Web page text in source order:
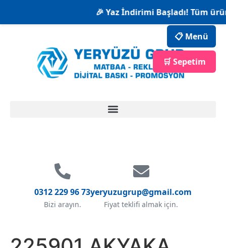
🎉 Yaz İndirimi Başladı! Tüm
0312 229 96 73
Bizi arayın.
yeryuzugrup@gmail.com
Fiyat teklifi almak için.
📋 Menü
🛒 Sepetim